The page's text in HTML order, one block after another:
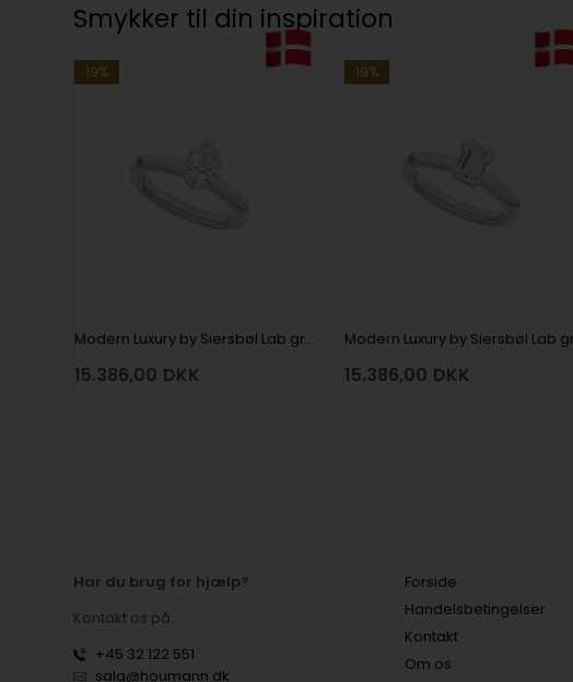
Smykker til din inspiration
19%
Modern Luxury by Siersbøl Lab grown diamantring med i alt 1,0 ct i 14 kt hvidguld
15.386,00 DKK
19%
15.386,00 DKK
Har du brug for hjælp?
Kontakt os på:
+45 32 122 551
salg@houmann.dk
Forside
Handelsbetingelser
Kontakt
Om os